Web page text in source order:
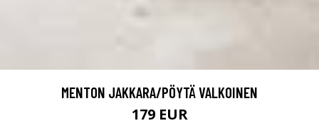
MENTON JAKKARA/PÖYTÄ VALKOINEN
179 EUR